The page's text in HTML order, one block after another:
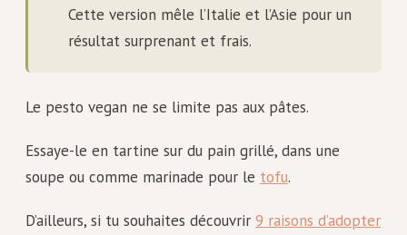
Cette version mêle l’Italie et l’Asie pour un
résultat surprenant et frais.
Le pesto vegan ne se limite pas aux pâtes.
Essaye-le en tartine sur du pain grillé, dans une
soupe ou comme marinade pour le tofu.
D’ailleurs, si tu souhaites découvrir 9 raisons d’adopter